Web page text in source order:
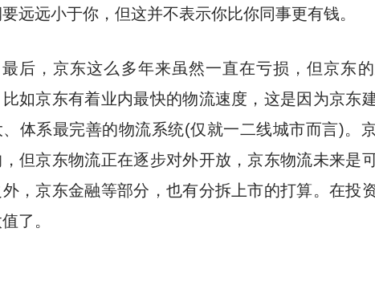
远远小于你，但这并不表示你比你同事更有钱。
最后，京东这么多年来虽然一直在亏损，但京东
比如京东有着业内最快的物流速度，这是因为京东
体系最完善的物流系统(仅就一二线城市而言)。
但京东物流正在逐步对外开放，京东物流未来是
外，京东金融等部分，也有分拆上市的打算。在投
了。